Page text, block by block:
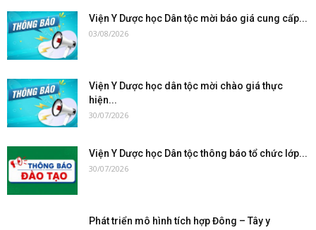
Viện Y Dược học Dân tộc mời báo giá cung cấp...
03/08/2026
Viện Y Dược học dân tộc mời chào giá thực
hiện...
30/07/2026
Viện Y Dược học Dân tộc thông báo tổ chức lớp...
30/07/2026
Phát triển mô hình tích hợp Đông – Tây y